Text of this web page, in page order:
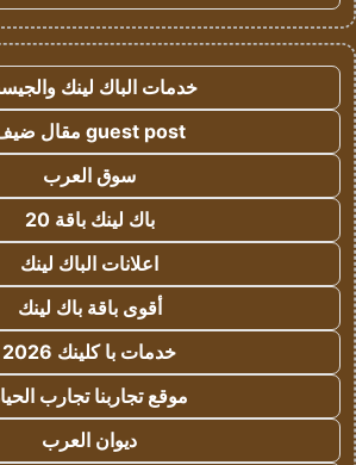
خدمات الباك لينك
guest post مقال ضيف
سوق العرب
باك لينك باقة 20
اعلانات الباك لينك
أقوى باقة باك لينك
خدمات با كلينك 2026
موقع تجاربنا تجارب
ديوان العرب